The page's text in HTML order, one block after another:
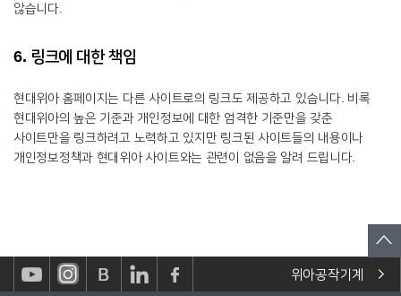
않습니다.
6. 링크에 대한 책임
현대위아 홈페이지는 다른 사이트로의 링크도 제공하고 있습니다. 비록
현대위아의 높은 기준과 개인정보에 대한 엄격한 기준만을 갖춘
사이트만을 링크하려고 노력하고 있지만 링크된 사이트들의 내용이나
개인정보정책과 현대위아 사이트와는 관련이 없음을 알려 드립니다.
위아공작기계